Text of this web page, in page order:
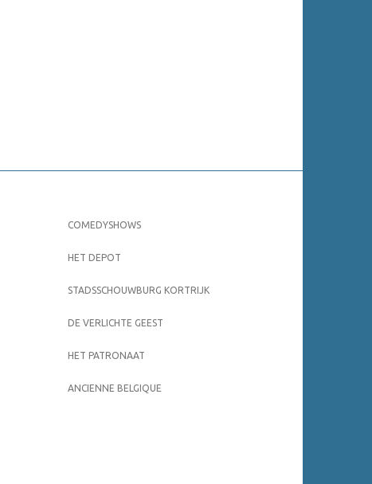
COMEDYSHOWS
HET DEPOT
STADSSCHOUWBURG KORTRIJK
DE VERLICHTE GEEST
HET PATRONAAT
ANCIENNE BELGIQUE